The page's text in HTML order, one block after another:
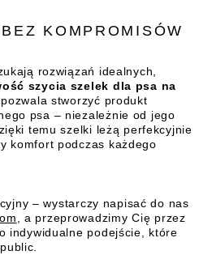
KOMPROMISÓW
rozwiązań idealnych,
szycia szelek dla psa na
stworzyć produkt
psa – niezależnie od jego
temu szelki leżą perfekcyjnie
komfort podczas każdego
– wystarczy napisać do nas
, a przeprowadzimy Cię przez
indywidualne podejście, które